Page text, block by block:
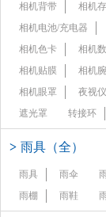
相机背带
相机
相机电池/充电器
相机色卡
相机
相机贴膜
相机
相机眼罩
夜视仪
遮光罩
转接环
> 雨具（全）
雨具 雨伞
雨棚
雨鞋